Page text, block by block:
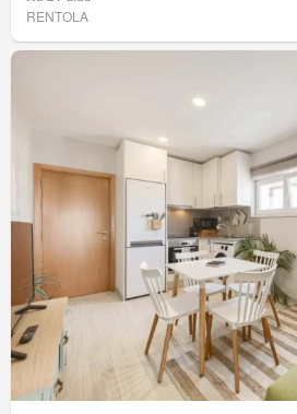
RENTOLA